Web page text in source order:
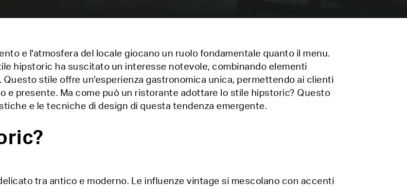
e l'atmosfera del locale giocano un ruolo fondamentale quanto il menu.
hipstoric ha suscitato un interesse notevole, combinando elementi
stile offre un'esperienza gastronomica unica, permettendo ai clienti
e presente. Ma come può un ristorante adottare lo stile hipstoric? Questo
e le tecniche di design di questa tendenza emergente.
tra antico e moderno. Le influenze vintage si mescolano con accenti